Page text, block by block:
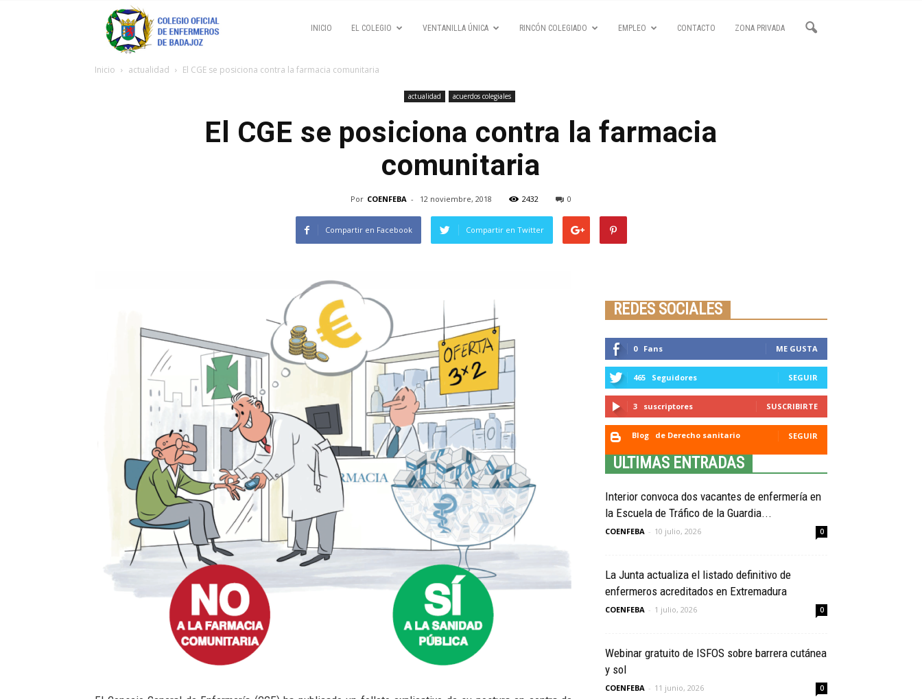
INICIO EL COLEGIO VENTANILLA ÚNICA RINCÓN COLEGIADO EMPLEO CONTACTO ZONA PRIVADA
Inicio actualidad El CGE se posiciona contra la farmacia comunitaria
actualidad acuerdos colegiales
El CGE se posiciona contra la farmacia
comunitaria
Por COENFEBA - 12 noviembre, 2018 2432 0
Compartir en Facebook Compartir en Twitter
REDES SOCIALES
0 Fans ME GUSTA
465 Seguidores SEGUIR
3 suscriptores SUSCRIBIRTE
Blog de Derecho sanitario SEGUIR
ULTIMAS ENTRADAS
Interior convoca dos vacantes de enfermería en
la Escuela de Tráfico de la Guardia...
COENFEBA - 10 julio, 2026 0
La Junta actualiza el listado definitivo de
enfermeros acreditados en Extremadura
COENFEBA - 1 julio, 2026 0
Webinar gratuito de ISFOS sobre barrera cutánea
y sol
COENFEBA - 11 junio, 2026 0